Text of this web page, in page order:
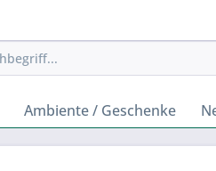
Ambiente / Geschenke